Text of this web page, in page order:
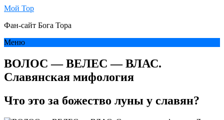
Мой Тор
Фан-сайт Бога Тора
Меню
ВОЛОС — ВЕЛЕС — ВЛАС.
Славянская мифология
Что это за божество луны у славян?